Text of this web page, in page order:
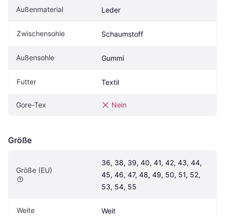
Außenmaterial Leder
Zwischensohle Schaumstoff
Außensohle Gummi
Futter Textil
Gore-Tex Nein
Größe
Größe (EU)
36, 38, 39, 40, 41, 42, 43, 44,
45, 46, 47, 48, 49, 50, 51, 52,
53, 54, 55
Weite Weit